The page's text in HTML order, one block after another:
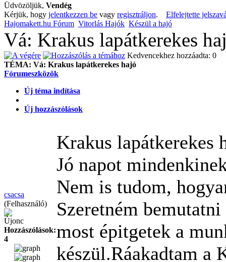
Üdvözöljük, Vendég
Kérjük, hogy jelentkezzen be vagy regisztráljon. Elfelejtette
Hajomakett.hu Fórum Vitorlás Hajók Készül a hajó
Vá: Krakus lapátkerekes
Kedvencekhez hozzáadta: 0
TÉMA: Vá: Krakus lapátkerekes hajó
Fórumeszközök
Új téma indítása
Új hozzászólások
csacsa
(Felhasználó)
Újonc
Hozzászólások:
4
Krakus lapátkerekes
Jó napot
Nem is tudom,
Szeretném
most épitgetek a
készül.Ráakadtam a